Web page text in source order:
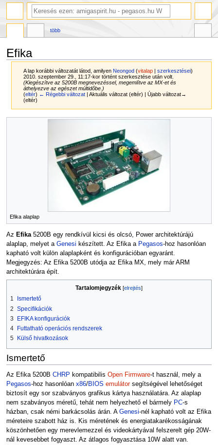
Efika
A lap korábbi változatát látod, amilyenNeongod (vitalap |szerkesztései)
2010. szeptember 29., 11:17-kor történt szerkesztése után volt.
(Kiegészítve az 5200B megnevezéssel, megemlítve az MX-et és
áthelyezve az egészet múltidőbe.)
(eltér) ← Régebbi változat | Aktuális változat (eltér) | Újabb változat→
(eltér)
Efika alaplap
Az Efika5200B egy rendkívül kicsi és olcsó, Power architektúrájú
alaplap, melyet a Genesi készített. Az Efika a Pegasos-hoz hasonlóan
kapható volt külön alaplapként és konfigurációban egyaránt.
Megjegyzés: Az Efika 5200B utódja az Efika MX, mely már ARM
architektúrára épít.
Tartalomjegyzék
1
Ismertető
2 Specifikációk
3
EFIKA konfigurációk
4
Futtatható operációs rendszerek
5
Külső hivatkozások
Ismertető
Az Efika 5200B CHRP kompatibilis Open Firmware-t használ, mely a
Pegasos-hoz hasonlóan x86/BIOS emulátorsegítségével lehetőséget
biztosít egy sor szabványos grafikus kártya használatára. Az alaplap
nem szabványos méretű, tehát nem helyezhető el bármely PC-s
házban, csak némi barkácsolás árán. A Genesi-nél kapható volt az Efika
méreteire szabott ház is. Kis méretének és energiatakarékosságának
köszönhetően egy merevlemezzel és videokártyával felszerelt gép 20W-
nál kevesebbet fogyaszt. Az átlagos fogyasztása 10W alatt van.
több